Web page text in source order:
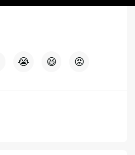
😭 😆 😡